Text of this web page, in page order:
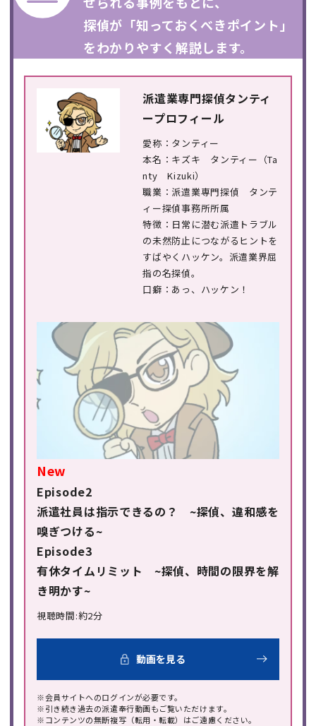
探偵が「知っておくべきポイント」
をわかりやすく解説します。
派遣業専門探偵タンティ
ープロフィール
愛称：タンティー
本名：キズキ タンティー（Ta
nty Kizuki）
職業：派遣業専門探偵 タンテ
ィー探偵事務所所属
特徴：日常に潜む派遣トラブル
の未然防止につながるヒントを
すばやくハッケン。派遣業界屈
指の名探偵。
口癖：あっ、ハッケン！
New
Episode2
派遣社員は指示できるの？ ~探偵、違和感を
嗅ぎつける~
Episode3
有休タイムリミット ~探偵、時間の限界を解
き明かす~
視聴時間:約2分
動画を見る
※会員サイトへのログインが必要です。
※引き続き過去の派遣奉行動画もご覧いただけます。
※コンテンツの無断複写（転用・転載）はご遠慮ください。